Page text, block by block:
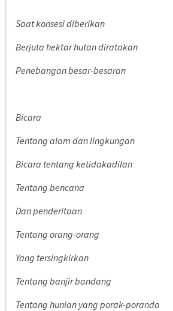
Saat konsesi diberikan
Berjuta hektar hutan diratakan
Penebangan besar-besaran
Bicara
Tentang alam dan lingkungan
Bicara tentang ketidakadilan
Tentang bencana
Dan penderitaan
Tentang orang-orang
Yang tersingkirkan
Tentang banjir bandang
Tentang hunian yang porak-poranda